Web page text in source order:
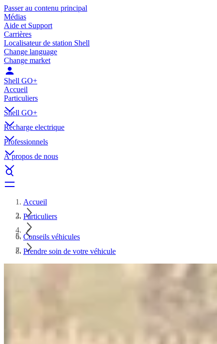
Passer au contenu principal
Médias
Aide et Support
Carrières
Localisateur de station Shell
Change language
Change market
Shell GO+
Accueil
Particuliers
Shell GO+
Récharge electrique
Professionnels
À propos de nous
Accueil
Particuliers
Conseils véhicules
Prendre soin de votre véhicule